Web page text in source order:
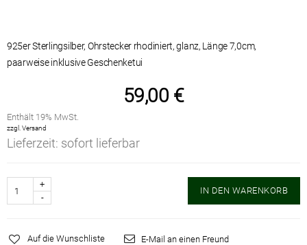
925er Sterlingsilber, Ohrstecker rhodiniert, glanz, Länge 7,0cm,
paarweise
59,00 €
Enthält 19% MwSt.
zzgl.Versand
Lieferzeit: sofort lieferbar
IN DEN WARENKORB
Auf die Wunschliste E-Mail an einen Freund